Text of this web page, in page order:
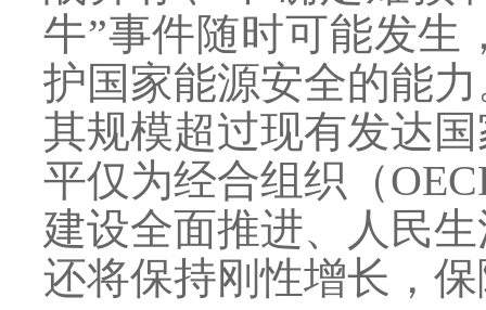
牛”事件随时可能发生
护国家能源安全的能
其规模超过现有发达
平仅为经合组织（
建设全面推进、人民
还将保持刚性增长，